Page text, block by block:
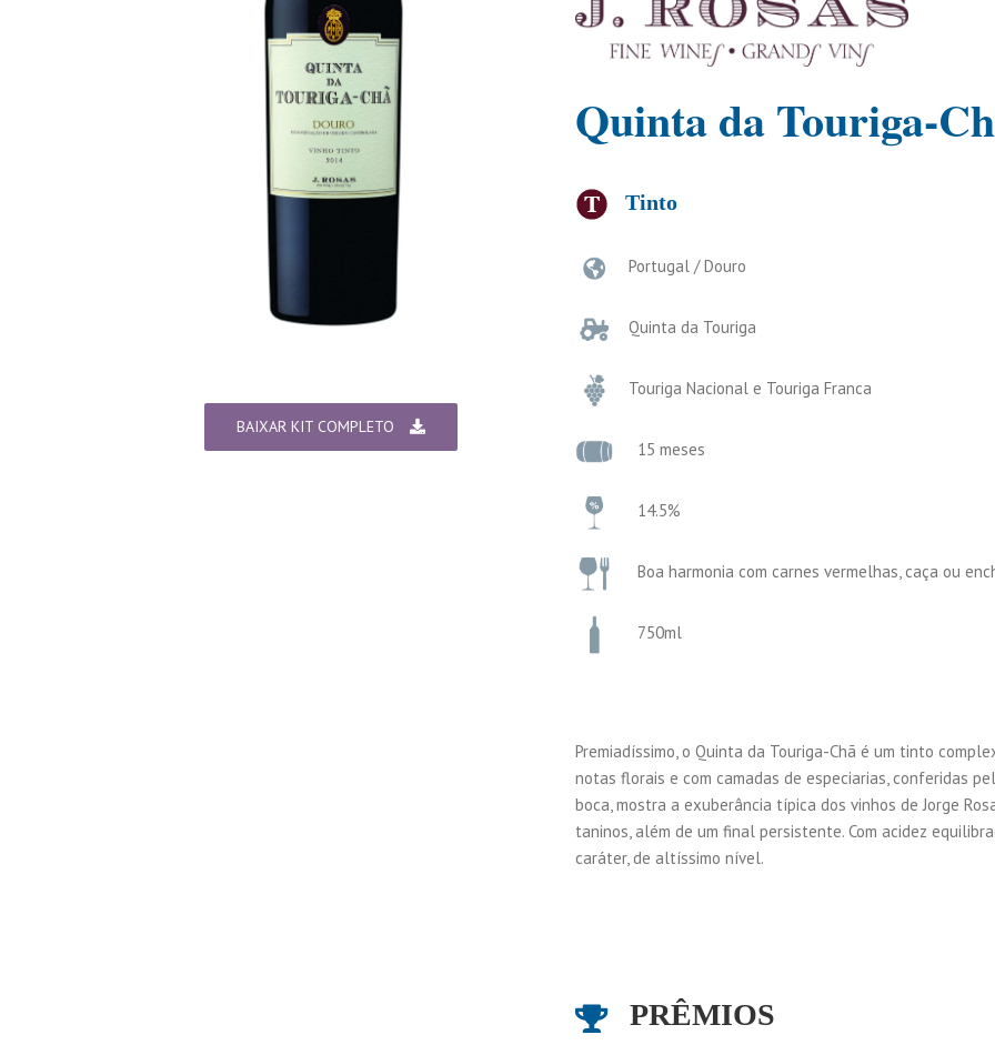
BAIXAR KIT COMPLETO
Quinta da Touriga-
Tinto
Portugal / Douro
Quinta da Touriga
Touriga Nacional e Touriga Franca
15 meses
14.5%
Boa harmonia com carnes vermelhas, caça ou
750ml
Premiadíssimo, o Quinta da Touriga-Chã é um tinto
notas florais e com camadas de especiarias, conferidas
boca, mostra a exuberância típica dos vinhos de Jorge
taninos, além de um final persistente. Com acidez
caráter, de altíssimo nível.
PRÊMIOS